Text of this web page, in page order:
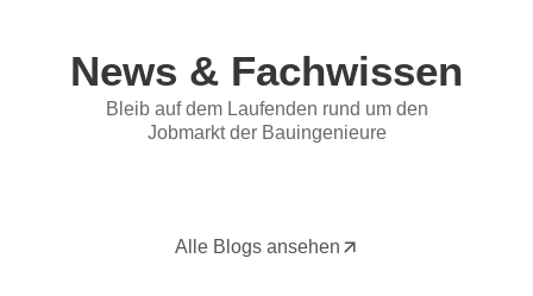
News & Fachwissen
Bleib auf dem Laufenden rund um den
Jobmarkt der Bauingenieure
Alle Blogs ansehen